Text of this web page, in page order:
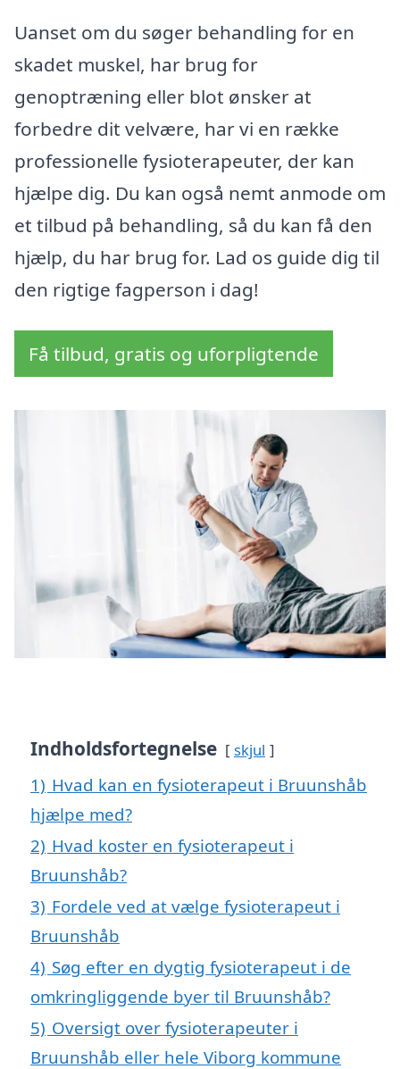
Uanset om du søger behandling for en
skadet muskel, har brug for
genoptræning eller blot ønsker at
forbedre dit velvære, har vi en række
professionelle fysioterapeuter, der kan
hjælpe dig. Du kan også nemt anmode om
et tilbud på behandling, så du kan få den
hjælp, du har brug for. Lad os guide dig til
den rigtige fagperson i dag!
Få tilbud, gratis og uforpligtende
Indholdsfortegnelse skjul
1) Hvad kan en fysioterapeut i Bruunshåb
hjælpe med?
2) Hvad koster en fysioterapeut i
Bruunshåb?
3) Fordele ved at vælge fysioterapeut i
Bruunshåb
4) Søg efter en dygtig fysioterapeut i de
omkringliggende byer til Bruunshåb?
5) Oversigt over fysioterapeuter i
Bruunshåb eller hele Viborg kommune